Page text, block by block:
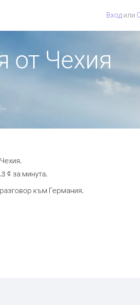
Вход или
от Чехия
¢ за минута.
към Германия.